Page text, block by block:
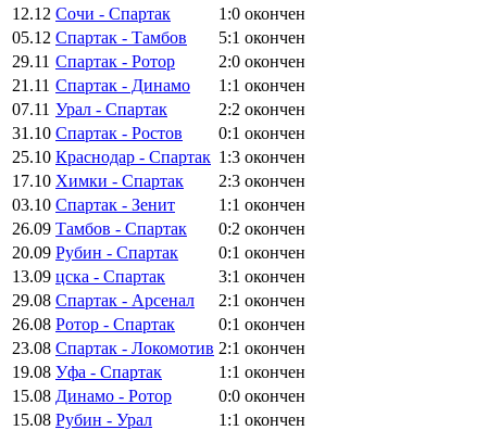
12.12 Сочи - Спартак 1:0 окончен
05.12 Спартак - Тамбов 5:1 окончен
29.11 Спартак - Ротор 2:0 окончен
21.11 Спартак - Динамо 1:1 окончен
07.11 Урал - Спартак 2:2 окончен
31.10 Спартак - Ростов 0:1 окончен
25.10 Краснодар - Спартак 1:3 окончен
17.10 Химки - Спартак 2:3 окончен
03.10 Спартак - Зенит 1:1 окончен
26.09 Тамбов - Спартак 0:2 окончен
20.09 Рубин - Спартак 0:1 окончен
13.09 цска - Спартак 3:1 окончен
29.08 Спартак - Арсенал 2:1 окончен
26.08 Ротор - Спартак 0:1 окончен
23.08 Спартак - Локомотив 2:1 окончен
19.08 Уфа - Спартак 1:1 окончен
15.08 Динамо - Ротор 0:0 окончен
15.08 Рубин - Урал 1:1 окончен